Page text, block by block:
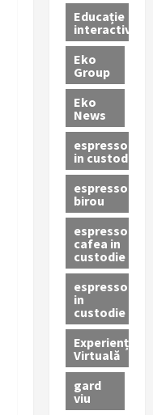
Educație
interactivă
Eko
Group
Eko
News
espressoare
in custodie
espressor
birou
espressor
cafea in
custodie
espressor
in
custodie
Experiență
Virtuală
gard
viu